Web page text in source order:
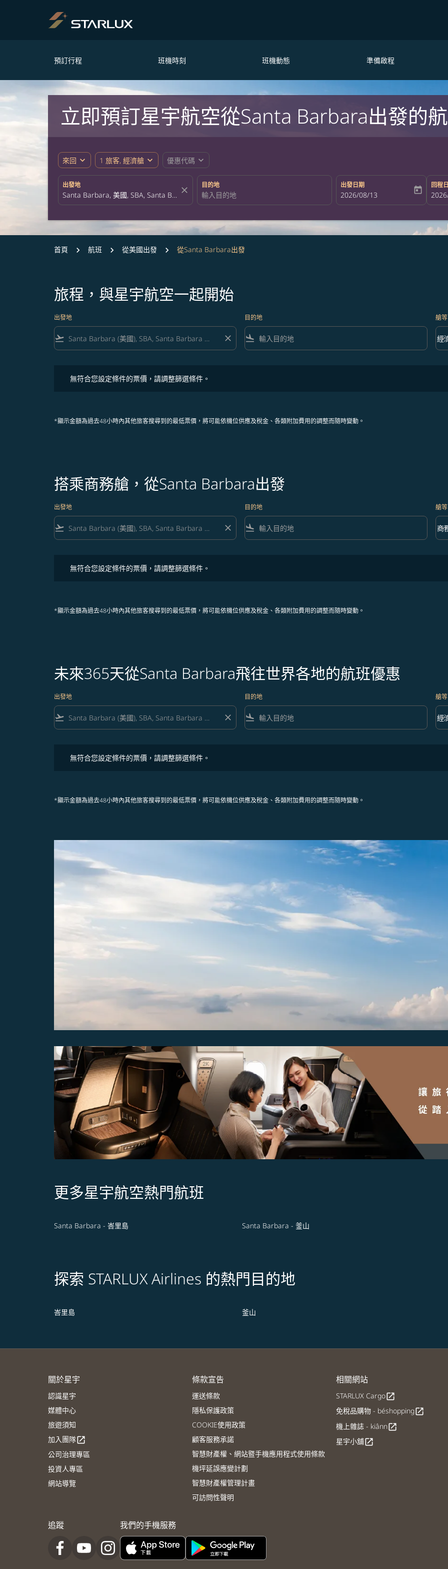
預訂行程 班機時刻 班機動態 準備啟程
立即預訂星宇航空從Santa Barbara出發的
來回 expand_more 1 旅客, 經濟艙 expand_more 優惠代碼 expand_more
出發地
close
目的地 出發日期
fc-booking-departure-date-aria-
2026/08/13 today
回程
fc-
首頁 航班 從美國出發 從Santa Barbara出發
旅程，與星宇航空一起開始
出發地
flight_takeoff close
目的地
flight_land
艙等
艙
經
keyboard_arrow_down
無符合您設定條件的票價，請調整篩選條件。
*顯示金額為過去48小時內其他旅客搜尋到的最低票價，將可能依機位供應及稅金、各類附加費用的調整而隨時變動。
搭乘商務艙，從Santa Barbara出發
出發地
flight_takeoff close
目的地
flight_land
艙等
艙
商
keyboard_arrow_down
無符合您設定條件的票價，請調整篩選條件。
*顯示金額為過去48小時內其他旅客搜尋到的最低票價，將可能依機位供應及稅金、各類附加費用的調整而隨時變動。
未來365天從Santa Barbara飛往世界各地的航班優惠
出發地
flight_takeoff close
目的地
flight_land
艙等
艙
經
keyboard_arrow_down
無符合您設定條件的票價，請調整篩選條件。
*顯示金額為過去48小時內其他旅客搜尋到的最低票價，將可能依機位供應及稅金、各類附加費用的調整而隨時變動。
更多星宇航空熱門航班
Santa Barbara - 峇里島 Santa Barbara - 釜山
探索 STARLUX Airlines 的熱門目的地
峇里島 釜山
關於星宇
認識星宇
媒體中心
旅遊須知
加入團隊open_in_new
公司治理專區
投資人專區
網站導覽
條款宣告
運送條款
隱私保護政策
COOKIE使用政策
顧客服務承諾
智慧財產權、網站暨手機應用程式使用條款
機坪延誤應變計劃
智慧財產權管理計畫
可訪問性聲明
相關網站
STARLUX Cargoopen_in_new
免稅品購物 - béshoppingopen_in_new
機上雜誌 - kiânnopen_in_new
星宇小舖open_in_new
追蹤 我們的手機服務